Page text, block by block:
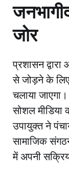
जोर
​प्रशासन
से जोड़ने के
चलाया
सोशल मीडिया
उपायुक्त ने
सामाजिक
में अपनी सक्रिय